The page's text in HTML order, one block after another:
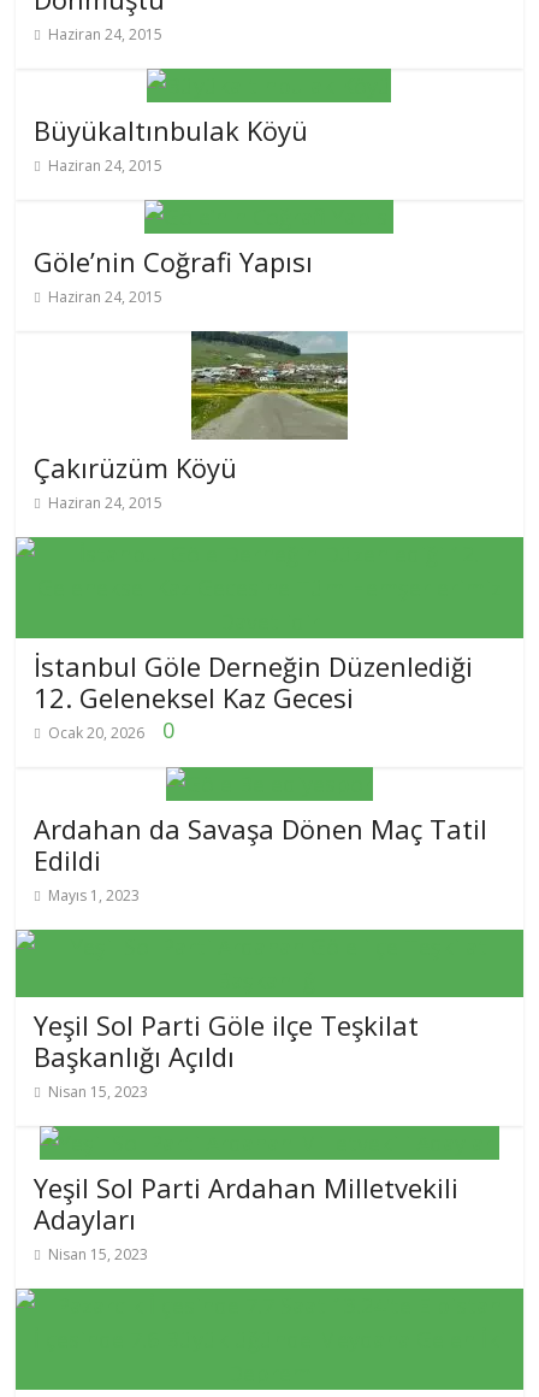
Haziran 24, 2015
Büyükaltınbulak Köyü
Haziran 24, 2015
Göle’nin Coğrafi Yapısı
Haziran 24, 2015
Çakırüzüm Köyü
Haziran 24, 2015
İstanbul Göle Derneğin Düzenlediği
12. Geleneksel Kaz Gecesi
Ocak 20, 2026 0
Ardahan da Savaşa Dönen Maç Tatil
Edildi
Mayıs 1, 2023
Yeşil Sol Parti Göle ilçe Teşkilat
Başkanlığı Açıldı
Nisan 15, 2023
Yeşil Sol Parti Ardahan Milletvekili
Adayları
Nisan 15, 2023